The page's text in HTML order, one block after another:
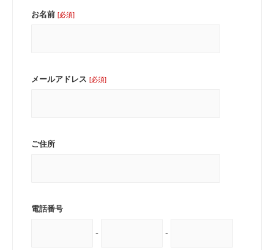
お名前 [必須]
メールアドレス [必須]
ご住所
電話番号
- -